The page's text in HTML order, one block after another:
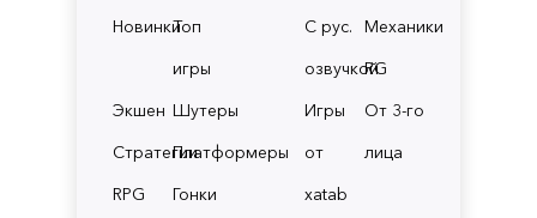
НовинкиТоп
игры
Экшен Шутеры
СтратегииПлатформеры
RPG
Гонки
С рус.
озвучкой
Механики
RG
Игры
от
xatab
От 3-го
лица